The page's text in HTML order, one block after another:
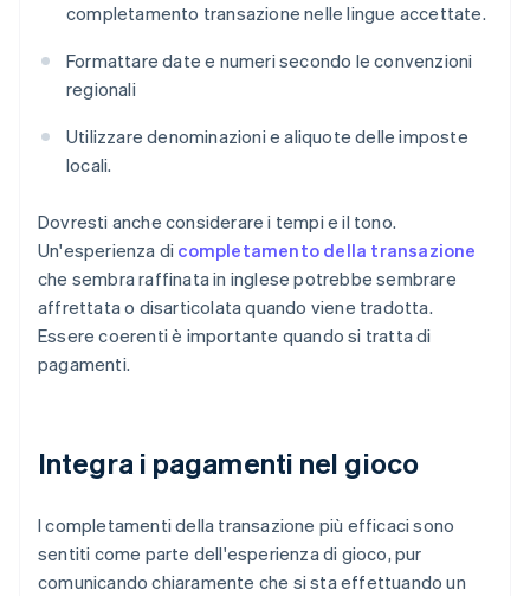
completamento transazione nelle lingue accettate.
Formattare date e numeri secondo le convenzioni
regionali
Utilizzare denominazioni e aliquote delle imposte
locali.
Dovresti anche considerare i tempi e il tono.
Un'esperienza di completamento della transazione
che sembra raffinata in inglese potrebbe sembrare
affrettata o disarticolata quando viene tradotta.
Essere coerenti è importante quando si tratta di
pagamenti.
Integra i pagamenti nel gioco
I completamenti della transazione più efficaci sono
sentiti come parte dell'esperienza di gioco, pur
comunicando chiaramente che si sta effettuando un